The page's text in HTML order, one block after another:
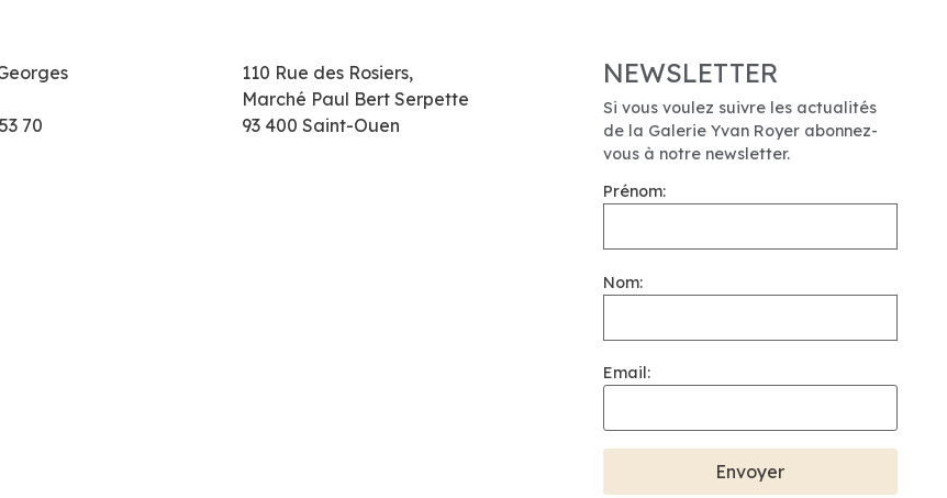
70
110 Rue des Rosiers,
Marché Paul Bert Serpette
93 400 Saint-Ouen
NEWSLETTER
Si vous voulez suivre les actualités
de la Galerie Yvan Royer abonnez-
vous à notre newsletter.
Prénom:
Nom:
Email: